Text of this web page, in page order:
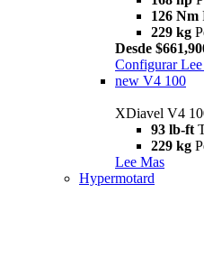
126 Nm
229 kg
Desde
Configurar
new V4 100
XDiavel V4
93 lb-ft
229 kg
Lee Mas
Hypermotard